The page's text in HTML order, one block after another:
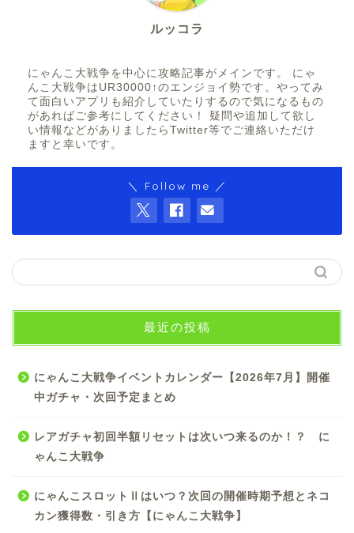
ルッコラ
にゃんこ大戦争を中心に攻略記事がメインです。 にゃ
んこ大戦争はUR30000↑のエンジョイ勢です。やってみ
て面白いアプリも紹介していたりするので気になるもの
があればご参考にしてください！ 疑問や追加して欲し
い情報などがありましたらTwitter等でご連絡いただけ
ますと幸いです。
＼ Follow me ／
最近の投稿
にゃんこ大戦争イベントカレンダー【2026年7月】開催
中ガチャ・次回予定まとめ
レアガチャ初回半額リセットは次いつ来るのか！？ に
ゃんこ大戦争
にゃんこスロットⅡはいつ？次回の開催時期予想とネコ
カン獲得数・引き方【にゃんこ大戦争】